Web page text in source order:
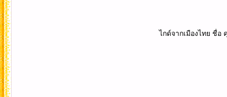
ไกด์จากเมืองไทย ชื่อ คุณกรเทพ